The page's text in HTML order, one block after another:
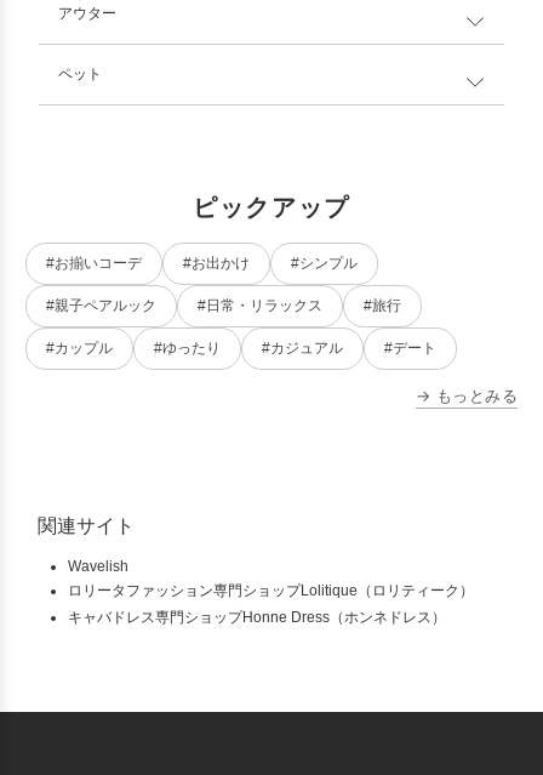
アウター
ペット
ピックアップ
#お揃いコーデ #お出かけ #シンプル
#親子ペアルック #日常・リラックス #旅行
#カップル #ゆったり #カジュアル #デート
→ もっとみる
関連サイト
Wavelish
ロリータファッション専門ショップLolitique（ロリティーク）
キャバドレス専門ショップHonne Dress（ホンネドレス）